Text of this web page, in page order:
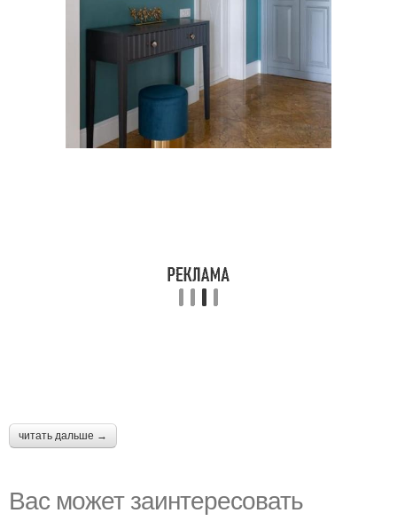
читать дальше →
Вас может заинтересовать